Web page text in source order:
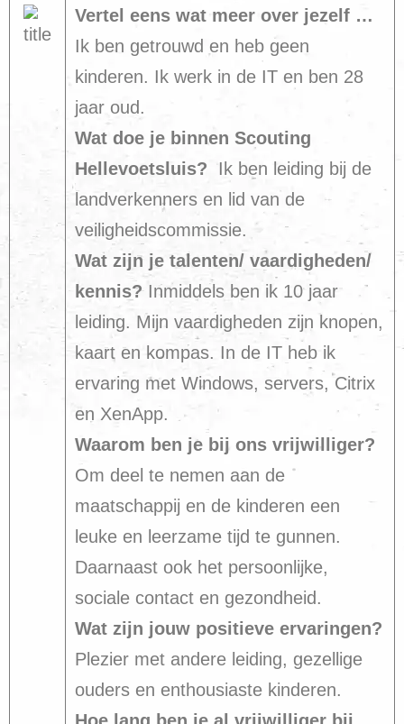
Vertel eens wat meer over jezelf …
Ik ben getrouwd en heb geen
kinderen. Ik werk in de IT en ben 28
jaar oud.
Wat doe je binnen Scouting
Hellevoetsluis? Ik ben leiding bij de
landverkenners en lid van de
veiligheidscommissie.
Wat zijn je talenten/ vaardigheden/
kennis? Inmiddels ben ik 10 jaar
leiding. Mijn vaardigheden zijn knopen,
kaart en kompas. In de IT heb ik
ervaring met Windows, servers, Citrix
en XenApp.
Waarom ben je bij ons vrijwilliger?
Om deel te nemen aan de
maatschappij en de kinderen een
leuke en leerzame tijd te gunnen.
Daarnaast ook het persoonlijke,
sociale contact en gezondheid.
Wat zijn jouw positieve ervaringen?
Plezier met andere leiding, gezellige
ouders en enthousiaste kinderen.
Hoe lang ben je al vrijwilliger bij